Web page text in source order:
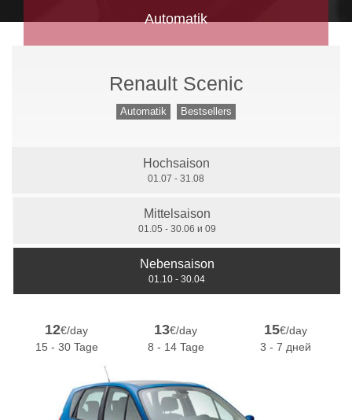
Automatik
7 Sitzer
Renault Scenic
Automatik Bestsellers
Hochsaison
01.07 - 31.08
Mittelsaison
01.05 - 30.06 и 09
Nebensaison
01.10 - 30.04
12€/day
15 - 30 Tage
13€/day
8 - 14 Tage
15€/day
3 - 7 дней